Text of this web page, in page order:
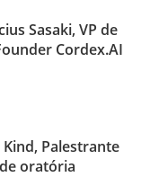
Sasaki, VP de
Cordex.AI
Palestrante
oratória